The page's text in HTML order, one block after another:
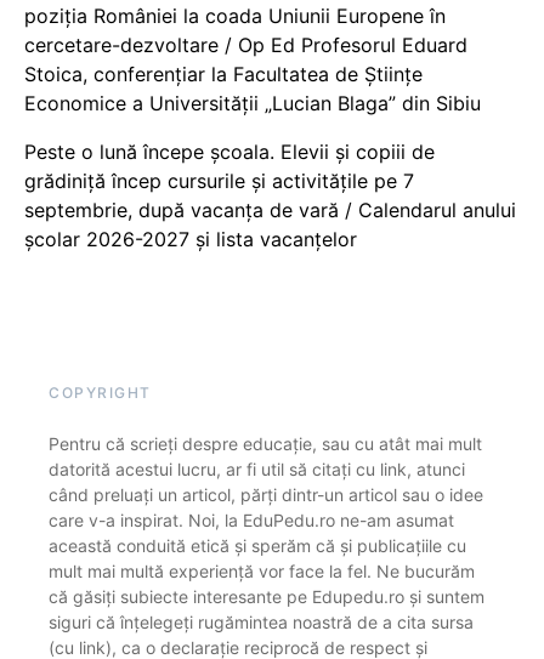
poziția României la coada Uniunii Europene în
cercetare-dezvoltare / Op Ed Profesorul Eduard
Stoica, conferențiar la Facultatea de Științe
Economice a Universității „Lucian Blaga” din Sibiu
Peste o lună începe școala. Elevii și copiii de
grădiniță încep cursurile și activitățile pe 7
septembrie, după vacanța de vară / Calendarul anului
școlar 2026-2027 și lista vacanțelor
COPYRIGHT
Pentru că scrieți despre educație, sau cu atât mai mult
datorită acestui lucru, ar fi util să citați cu link, atunci
când preluați un articol, părți dintr-un articol sau o idee
care v-a inspirat. Noi, la EduPedu.ro ne-am asumat
această conduită etică și sperăm că și publicațiile cu
mult mai multă experiență vor face la fel. Ne bucurăm
că găsiți subiecte interesante pe Edupedu.ro și suntem
siguri că înțelegeți rugămintea noastră de a cita sursa
(cu link), ca o declarație reciprocă de respect și